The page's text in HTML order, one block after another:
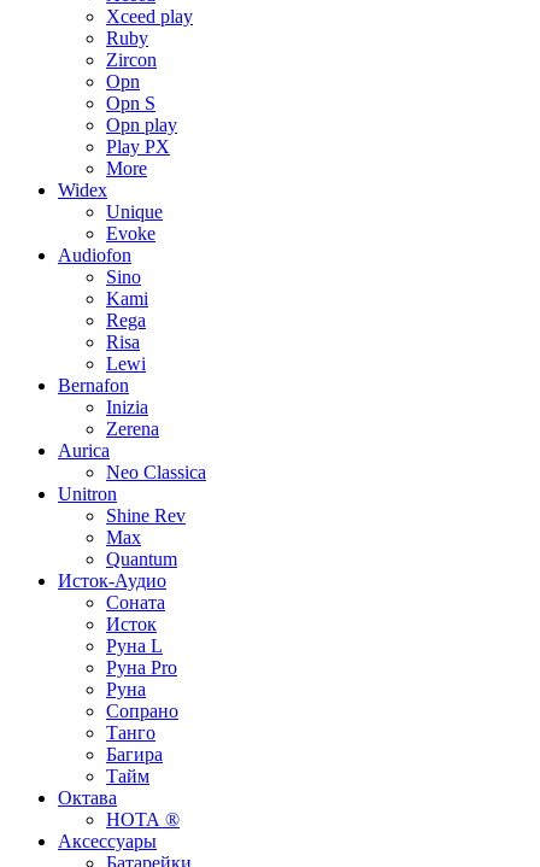
Xceed play
Ruby
Zircon
Opn
Opn S
Opn play
Play PX
More
Widex
Unique
Evoke
Audiofon
Sino
Kami
Rega
Risa
Lewi
Bernafon
Inizia
Zerena
Aurica
Neo Classica
Unitron
Shine Rev
Max
Quantum
Исток-Аудио
Соната
Исток
Руна L
Руна Pro
Руна
Сопрано
Танго
Багира
Тайм
Октава
НОТА ®
Аксессуары
Батарейки